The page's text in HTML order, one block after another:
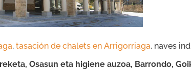
, tasación de chalets en Arrigorriaga, naves
Osasun eta higiene auzoa, Barrondo,